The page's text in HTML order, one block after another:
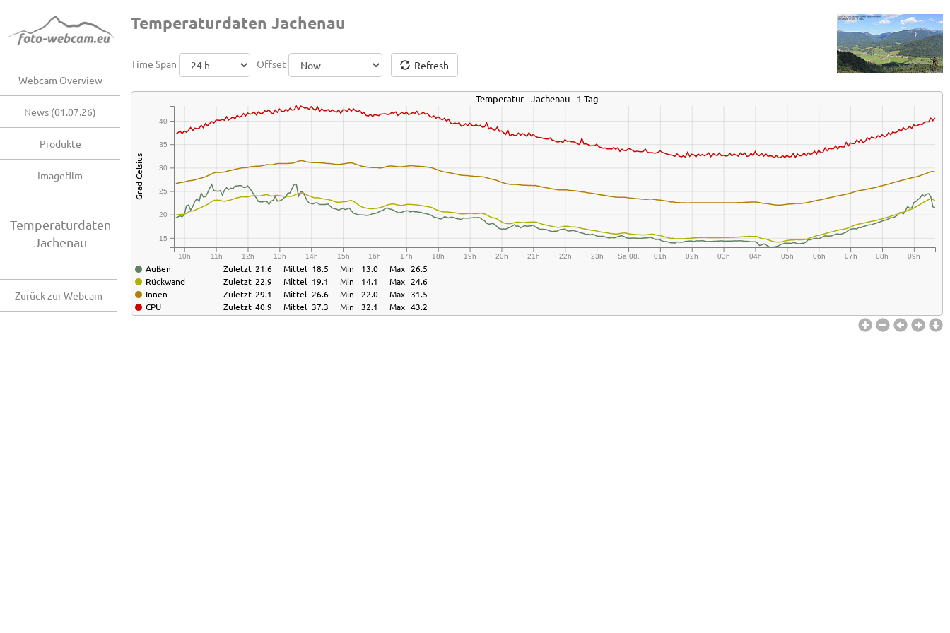
Webcam Overview
News (01.07.26)
Produkte
Imagefilm
Temperaturdaten
Jachenau
Zurück zur Webcam
Temperaturdaten Jachenau
Time Span Offset Refresh
Temperatur - Jachenau - 1 Tag
10h 11h 12h 13h 14h 15h 16h 17h 18h 19h 20h 21h 22h 23h Sa 08. 01h 02h 03h 04h 05h 06h 07h 08h 09h
15
20
25
30
35
40
Grad Celsius
Außen
Rückwand
Innen
CPU
Zuletzt
Zuletzt
Zuletzt
Zuletzt
21.6
22.9
29.1
40.9
Mittel
Mittel
Mittel
Mittel
18.5
19.1
26.6
37.3
Min
Min
Min
Min
13.0
14.1
22.0
32.1
Max
Max
Max
Max
26.5
24.6
31.5
43.2